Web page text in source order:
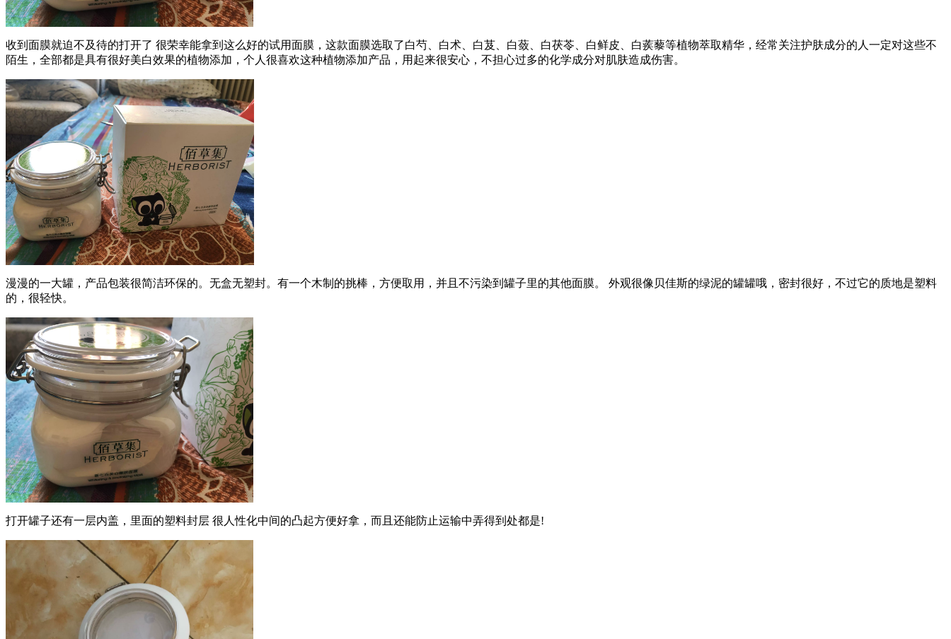
收到面膜就迫不及待的打开了 很荣幸能拿到这么好的试用面膜，这款面膜选取了白芍、白术、白芨、白蔹、白茯苓、白鲜皮、白蒺藜等植物萃取精华，经常关注护肤成分的人一定对这些不
陌生，全部都是具有很好美白效果的植物添加，个人很喜欢这种植物添加产品，用起来很安心，不担心过多的化学成分对肌肤造成伤害。
漫漫的一大罐，产品包装很简洁环保的。无盒无塑封。有一个木制的挑棒，方便取用，并且不污染到罐子里的其他面膜。 外观很像贝佳斯的绿泥的罐罐哦，密封很好，不过它的质地是塑料
的，很轻快。
打开罐子还有一层内盖，里面的塑料封层 很人性化中间的凸起方便好拿，而且还能防止运输中弄得到处都是!